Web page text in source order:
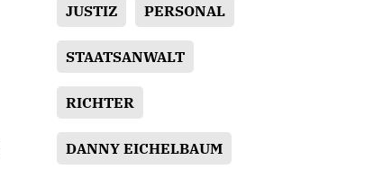
JUSTIZ PERSONAL
STAATSANWALT
RICHTER
DANNY EICHELBAUM